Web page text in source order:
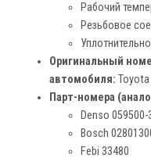
Рабочий
Резьбовое
Оригинальный
автомобиля: Toyota
Парт-номера
Denso 059500-
Bosch
Febi 33480